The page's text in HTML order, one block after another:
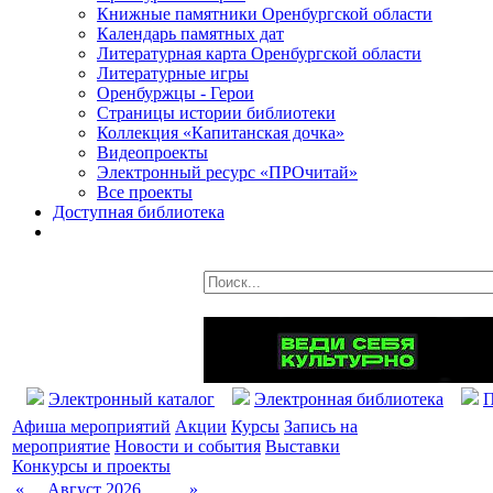
Книжные памятники Оренбургской области
Календарь памятных дат
Литературная карта Оренбургской области
Литературные игры
Оренбуржцы - Герои
Страницы истории библиотеки
Коллекция «Капитанская дочка»
Видеопроекты
Электронный ресурс «ПРОчитай»
Все проекты
Доступная библиотека
Электронный каталог Электронная библиотека
Афиша мероприятий Акции Курсы Запись на
мероприятие Новости и события Выставки
Конкурсы и проекты
«
Август 2026 »